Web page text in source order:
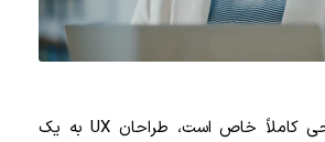
از آنجایی که کار طراحی کاملاً خاص است، طراحان UX به یک